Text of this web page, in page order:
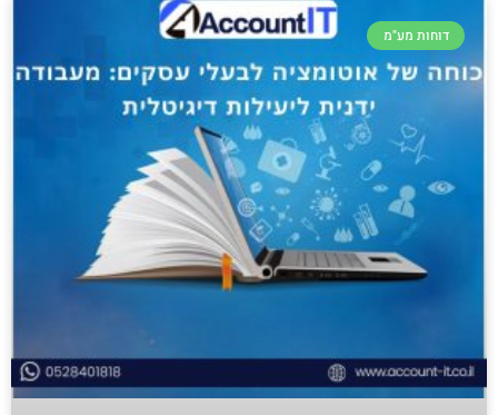
דוחות מע"מ